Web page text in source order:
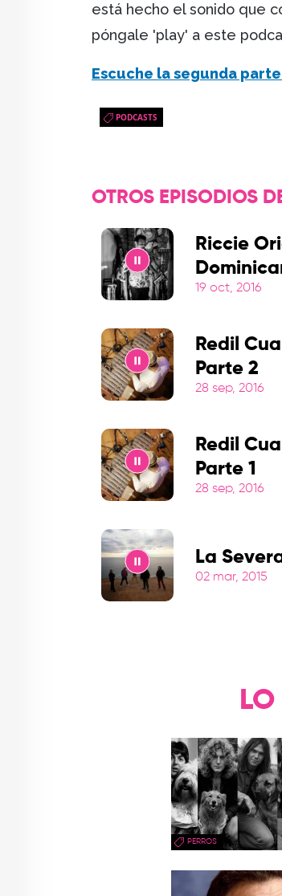
está hecho el sonido que
póngale 'play' a este
Escuche la segunda
PODCASTS
OTROS EPISODIOS
Play
Riccie
19 oct, 2016
Play
Redil
Parte 2
28 sep, 2016
Play
Redil
Parte 1
28 sep, 2016
Play
La
02 mar, 2015
PERROS